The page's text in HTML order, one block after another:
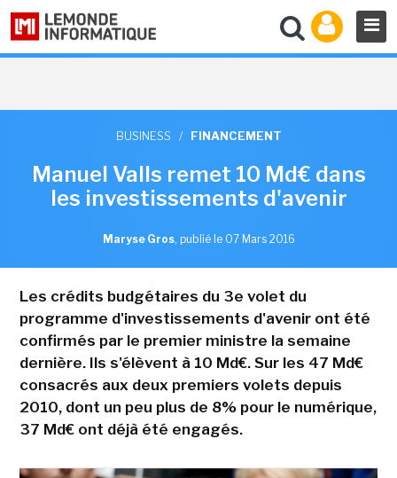
BUSINESS / FINANCEMENT
Manuel Valls remet 10 Md€ dans
les investissements d'avenir
Maryse Gros, publié le 07 Mars 2016
Les crédits budgétaires du 3e volet du
programme d'investissements d'avenir ont été
confirmés par le premier ministre la semaine
dernière. Ils s'élèvent à 10 Md€. Sur les 47 Md€
consacrés aux deux premiers volets depuis
2010, dont un peu plus de 8% pour le numérique,
37 Md€ ont déjà été engagés.